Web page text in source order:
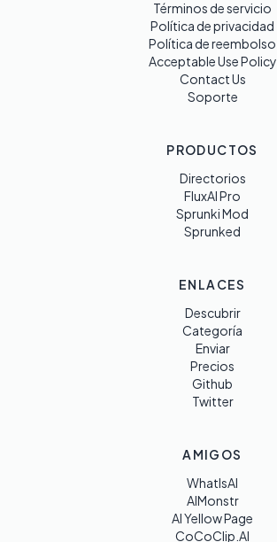
Términos de servicio
Política de privacidad
Política de reembolso
Acceptable Use Policy
Contact Us
Soporte
PRODUCTOS
Directorios
FluxAI Pro
Sprunki Mod
Sprunked
ENLACES
Descubrir
Categoría
Enviar
Precios
Github
Twitter
AMIGOS
WhatIsAI
AIMonstr
AI Yellow Page
CoCoClip.AI